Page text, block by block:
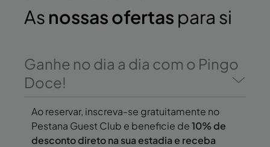
As nossas ofertas para si
Ganhe no dia a dia com o Pingo
Doce!
Ao reservar, inscreva-se gratuitamente no
Pestana Guest Club e beneficie de10% de
desconto direto na sua estadia e receba